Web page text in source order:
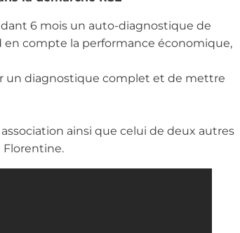
6 mois un auto-diagnostique de
compte la performance économique,
un diagnostique complet et de mettre
ainsi que celui de deux autres
Florentine.